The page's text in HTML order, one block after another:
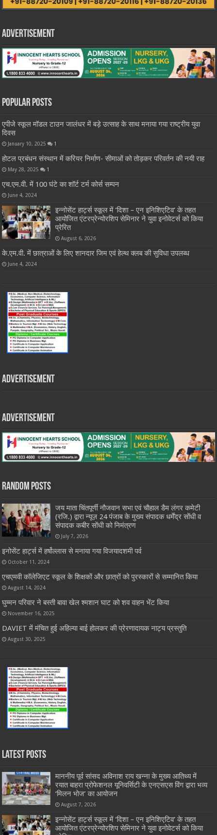
Advertisement
Popular Posts
एपीजे स्कूल मॉडल टाउन जालंधर में बड़े उत्साह के साथ मनाया गया राष्ट्रीय युवा
दिवस
January 10, 2025 1
होटल प्रबंधन संस्थान में करियर निर्माण- सीमाओं को तोड़कर परिवर्तन की नयी राह
May 28, 2025 1
एच.एम.वी. में 100 घंटे का शॉर्ट टर्म कोर्स सम्पन
June 4, 2024
इन्नोसेंट हार्ट्स स्कूल में ‘दिशा – एन इनिशिएटिव’ के तहत
आयोजित एंटरप्रेन्योरशिप सेमिनार ने युवा इनोवेटर्स को किया
प्रेरित
August 6, 2026
के.एम.वी. में छात्राओं के लिए शानदार जिम एवं हेल्थ क्लब की सुविधा उपलब्ध
June 4, 2024
Advertisement
Advertisement
Random Posts
जय माता चिंतपूर्णी नौजवान सभा एवं चौहाल डैम लंगर कमेटी
(रजि.) द्वारा न्यूज़ 24 पंजाब के मुख्य संपादक धर्मेंद्र सोंधी व
संपादक कबीर सोंधी को निमंत्रण
July 7, 2026
इनोसेंट हार्ट्स में हर्षोल्लास से मनाया गया विजयादशमी पर्व
October 11, 2024
एचएमवी कॉलेजिएट स्कूल के शिक्षकों और छात्रों को पुरस्कारों से सम्मानित किया
August 14, 2024
घुम्मन परिवार ने बस्ती बावा खेल श्मशान घाट को शव वाहन भेंट किया
November 16, 2025
DAVIET में मंचित हुई अहिल्या बाई होलकर की प्रेरणादायक नाट्य प्रस्तुति
August 30, 2025
Latest Posts
माननीय पूर्व सांसद अविनाश राय खन्ना के मुख्य आतिथ्य में
रयात बाहरा प्रोफेशनल यूनिवर्सिटी के एनएसएस विंग द्वारा भव्य
‘मिलन भोज’ का आयोजन
August 7, 2026
इन्नोसेंट हार्ट्स स्कूल में ‘दिशा – एन इनिशिएटिव’ के तहत
आयोजित एंटरप्रेन्योरशिप सेमिनार ने युवा इनोवेटर्स को किया